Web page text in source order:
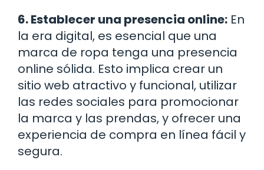
6. Establecer una presencia online: En
la era digital, es esencial que una
marca de ropa tenga una presencia
online sólida. Esto implica crear un
sitio web atractivo y funcional, utilizar
las redes sociales para promocionar
la marca y las prendas, y ofrecer una
experiencia de compra en línea fácil y
segura.